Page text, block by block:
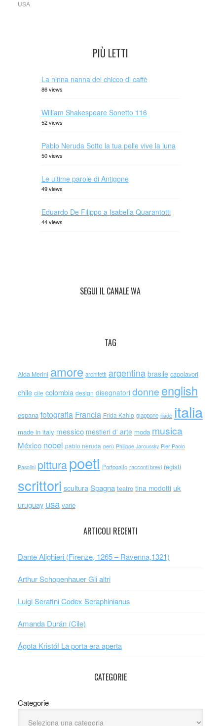
USA
PIÙ LETTI
La ninna nanna del chicco di caffè
86 views
William Shakespeare Sonetto 116
52 views
Pablo Neruda Sotto la tua pelle vive la luna
50 views
Le ultime parole di Antigone
49 views
Eduardo De Filippo a Isabella Quarantotti
44 views
SEGUI IL CANALE WA
TAG
Alda Merini amore architetti argentina brasile capolavori
chile cile colombia design disegnatori donne english
espana fotografia Francia Frida Kahlo giappone iliade italia
made in italy messico mestieri d' arte moda musica
México nobel pablo neruda perù Philippe Jaroussky Pier Paolo
Pasolini pitturapoeti Portogallo racconti brevi registi
scrittori scultura Spagna teatro tina modotti uk
uruguay usa varie
ARTICOLI RECENTI
Dante Alighieri (Firenze, 1265 – Ravenna,1321)
Arthur Schopenhauer Gli altri
Luigi Serafini Codex Seraphinianus
Amanda Durán (Cile)
Ágota Kristóf La porta era aperta
CATEGORIE
Categorie